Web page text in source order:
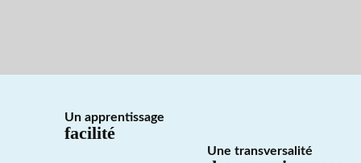
Un apprentissage
facilité
Une transversalité